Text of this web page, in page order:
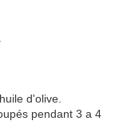
d'olive.
pendant 3 a 4